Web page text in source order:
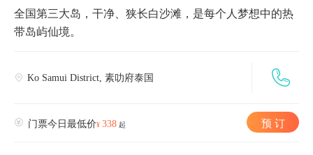
全国第三大岛，干净、狭长白沙滩，是每个人梦想中的热
带岛屿仙境。

 Ko Samui District, 素叻府泰国
 门票今日最低价¥ 338 起 预 订